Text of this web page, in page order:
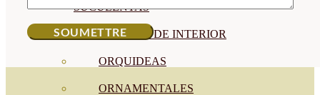
SUCULENTAS
PLANTAS DE INTERIOR
ORQUIDEAS
ORNAMENTALES